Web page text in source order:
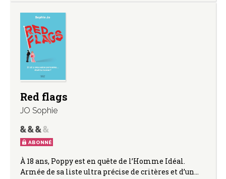
Red flags
JO Sophie
ABONNÉ
À 18 ans, Poppy est en quête de l’Homme Idéal.
Armée de sa liste ultra précise de critères et d’un…